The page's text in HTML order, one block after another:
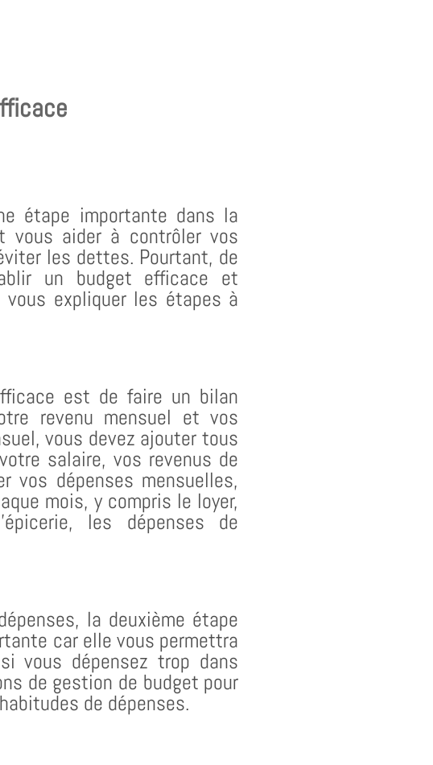
étape importante dans la
vous aider à contrôler vos
les dettes. Pourtant, de
un budget efficace et
expliquer les étapes à
est de faire un bilan
revenu mensuel et vos
vous devez ajouter tous
salaire, vos revenus de
vos dépenses mensuelles,
mois, y compris le loyer,
les dépenses de
la deuxième étape
car elle vous permettra
vous dépensez trop dans
de gestion de budget pour
de dépenses.